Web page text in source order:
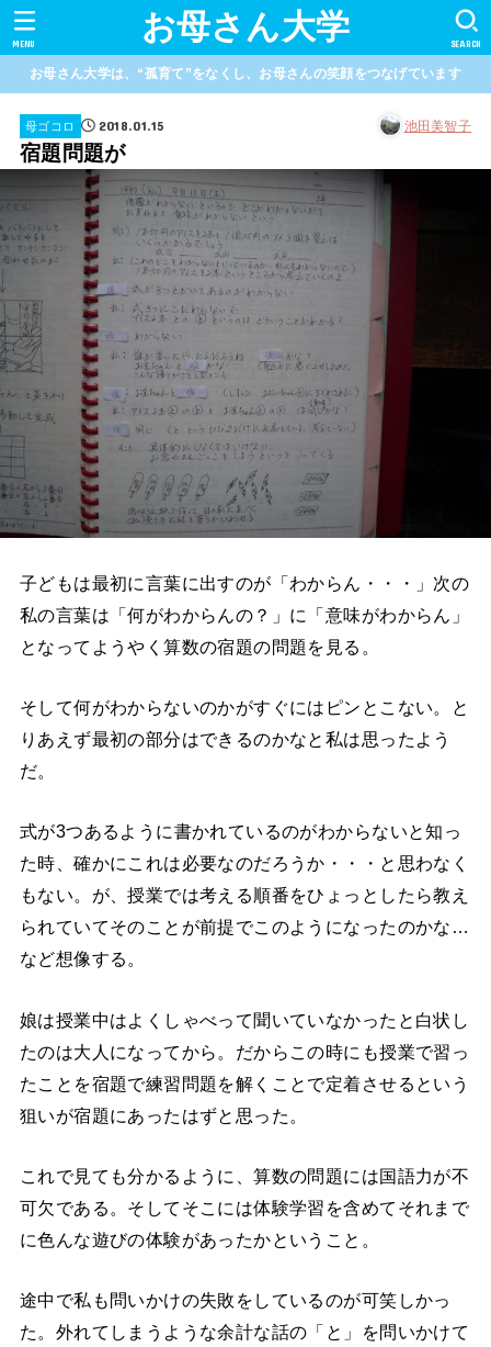
お母さん大学 SEARCH
MENU
お母さん大学は、“孤育て”をなくし、お母さんの笑顔をつなげています
母ゴコロ 2018.01.15 池田美智子
宿題問題が
子どもは最初に言葉に出すのが「わからん・・・」次の
私の言葉は「何がわからんの？」に「意味がわからん」
となってようやく算数の宿題の問題を見る。
そして何がわからないのかがすぐにはピンとこない。と
りあえず最初の部分はできるのかなと私は思ったよう
だ。
式が3つあるように書かれているのがわからないと知っ
た時、確かにこれは必要なのだろうか・・・と思わなく
もない。が、授業では考える順番をひょっとしたら教え
られていてそのことが前提でこのようになったのかな…
など想像する。
娘は授業中はよくしゃべって聞いていなかったと白状し
たのは大人になってから。だからこの時にも授業で習っ
たことを宿題で練習問題を解くことで定着させるという
狙いが宿題にあったはずと思った。
これで見ても分かるように、算数の問題には国語力が不
可欠である。そしてそこには体験学習を含めてそれまで
に色んな遊びの体験があったかということ。
途中で私も問いかけの失敗をしているのが可笑しかっ
た。外れてしまうような余計な話の「と」を問いかけて